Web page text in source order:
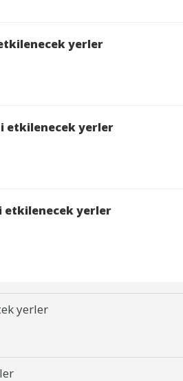
yerler
etkilenecek yerler
etkilenecek yerler
yerler